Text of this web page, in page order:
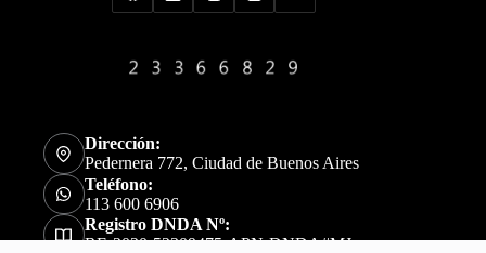
Dirección:
Pedernera 772, Ciudad de Buenos Aires
Teléfono:
113 600 6906
Registro DNDA Nº:
RE-2020-52309475-APN-DNDA#MJ